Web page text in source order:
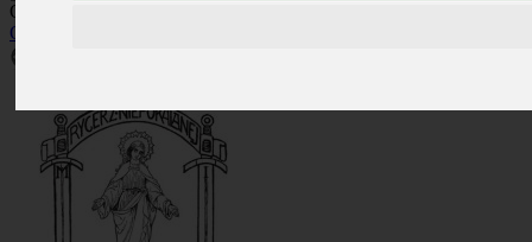
Okładka: RN 8-9/1922
Okładki